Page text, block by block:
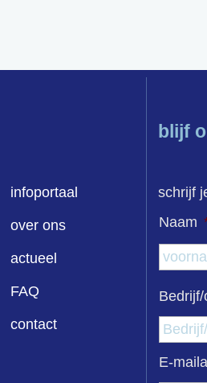
infoportaal
over ons
actueel
FAQ
contact
blijf
schrijf
Naam
E-